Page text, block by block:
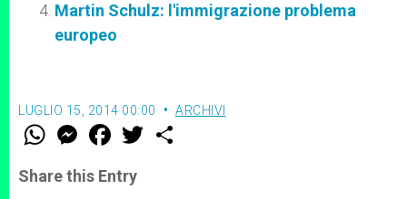
Martin Schulz: l'immigrazione problema
europeo
LUGLIO 15, 2014 00:00 ARCHIVI
W
t
s
M
e
s
e
F
a
e
b
w
Share this Entry